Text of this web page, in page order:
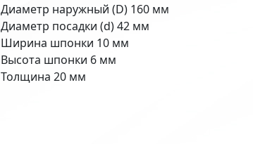
Диаметр наружный (D) 160 мм
Диаметр посадки (d) 42 мм
Ширина шпонки 10 мм
Высота шпонки 6 мм
Толщина 20 мм